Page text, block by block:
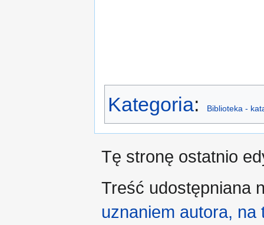
Kategoria: Biblioteka -
Tę stronę ostatnio
Treść udostępniana
uznaniem autora,